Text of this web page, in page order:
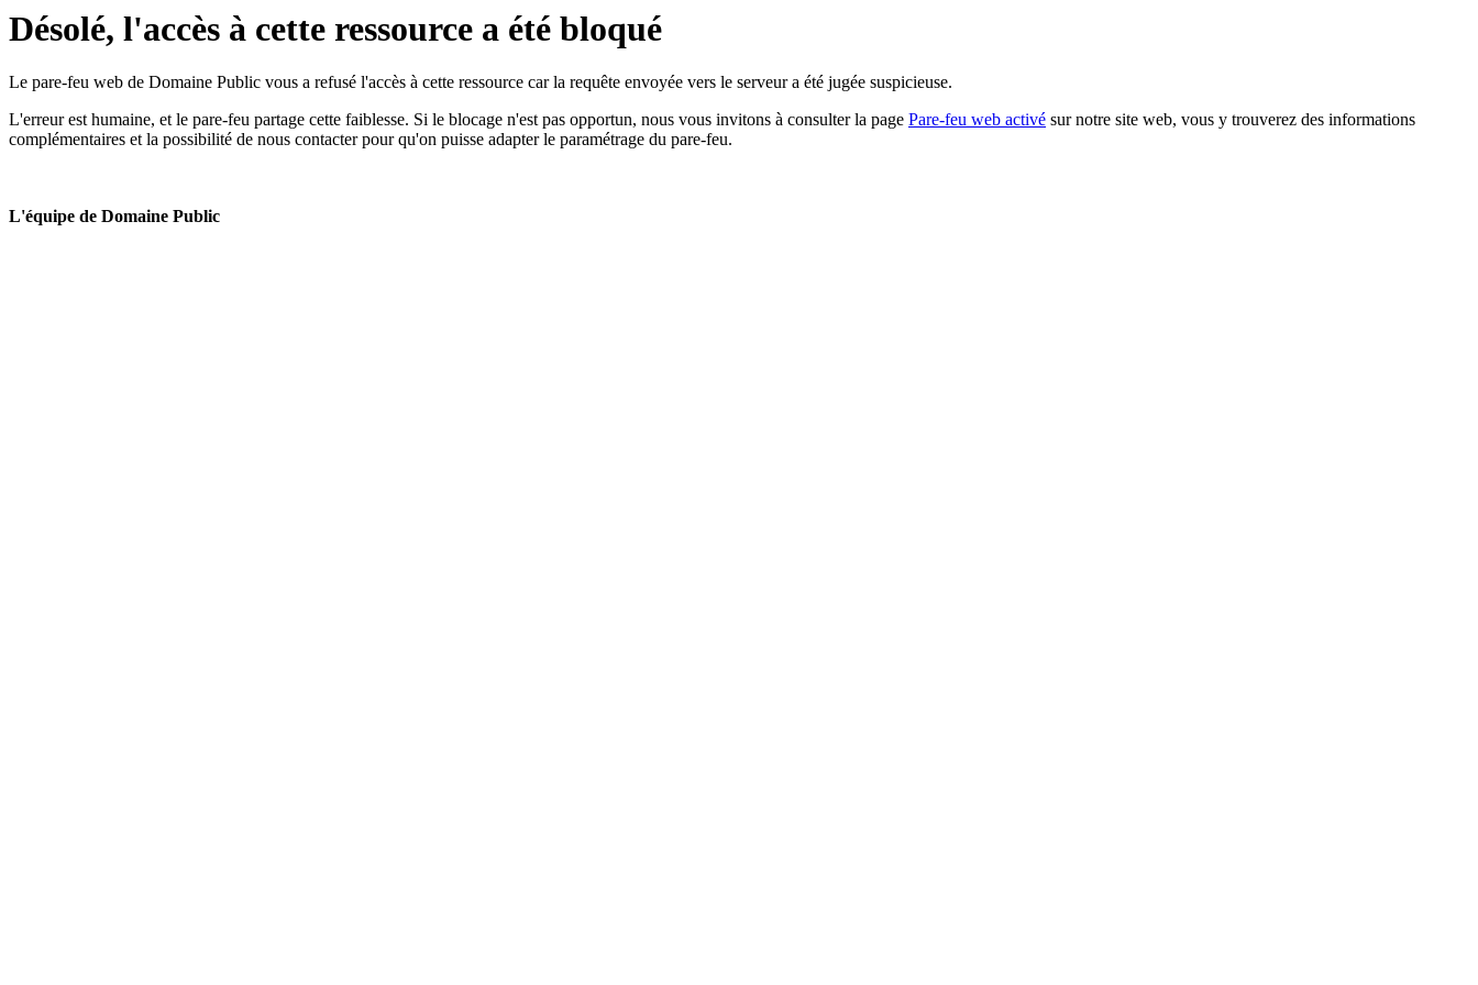
Désolé, l'accès à cette ressource a été bloqué
Le pare-feu web de Domaine Public vous a refusé l'accès à cette ressource car la requête envoyée vers le serveur a été jugée suspicieuse.
L'erreur est humaine, et le pare-feu partage cette faiblesse. Si le blocage n'est pas opportun, nous vous invitons à consulter la page Pare-feu web activé sur notre site web, vous y trouverez des informations
complémentaires et la possibilité de nous contacter pour qu'on puisse adapter le paramétrage du pare-feu.
L'équipe de Domaine Public